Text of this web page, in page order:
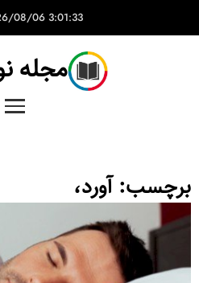
3:01:33 AM
08/06
مجله
برچسب:آورد،